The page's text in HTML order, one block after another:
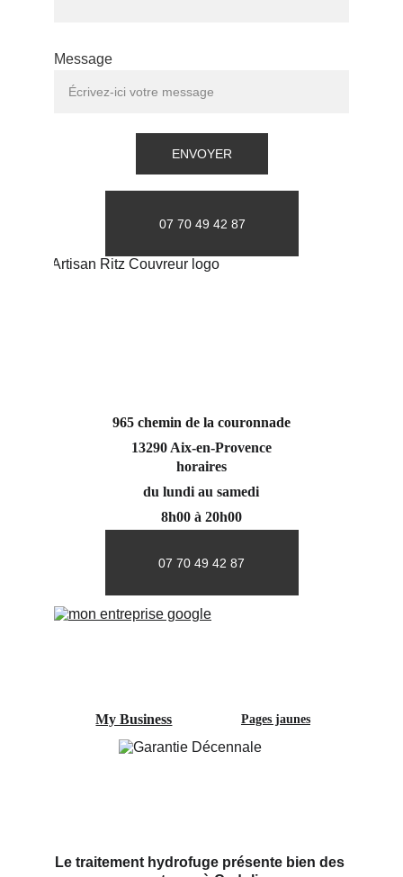
Message
ENVOYER
07 70 49 42 87
07 70 49 42 87
965 chemin de la couronnade
13290 Aix-en-Provence
horaires
du lundi au samedi
8h00 à 20h00
My Business Pages jaunes
Le traitement hydrofuge présente bien des